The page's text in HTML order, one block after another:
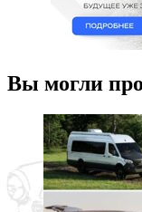
Вы могли